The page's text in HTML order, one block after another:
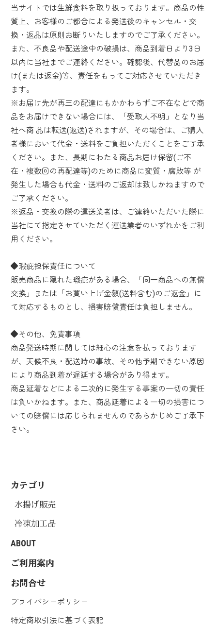
カテゴリ
水揚げ販売
冷凍加工品
ABOUT
ご利用案内
お問合せ
プライバシーポリシー
特定商取引法に基づく表記
当サイトでは生鮮食料を取り扱っております。商品の性
質上、お客様のご都合による発送後のキャンセル・交
換・返品は原則お断りいたしますのでご了承ください。
また、不良品や配送途中の破損は、商品到着日より3日
以内に当社までご連絡ください。確認後、代替品のお届
け(または返金)等、責任をもってご対応させていただき
ます。
※お届け先が再三の配達にもかかわらずご不在などで商
品をお届けできない場合には、「受取人不明」となり当
社へ商 品は転送(返送)されますが、その場合は、ご購入
者様において代金・送料をご負担いただくことをご了承
ください。また、長期にわたる商品お届け保留(ご不
在・複数回の再配達等)のために商品に変質・腐敗等 が
発生した場合も代金・送料のご返却は致しかねますので
ご了承ください。
※返品・交換の際の運送業者は、ご連絡いただいた際に
当社にて指定させていただく運送業者のいずれかをご利
用ください。
◆瑕疵担保責任について
販売商品に隠れた瑕疵がある場合、「同一商品への無償
交換」または「お買い上げ金額(送料含む)のご返金」に
て対応するものとし、損害賠償責任は負担しません。
◆その他、免責事項
商品発送時期に関しては細心の注意を払っております
が、天候不良・配送時の事故、その他予期できない原因
により商品到着が遅延する場合があり得ます。
商品延着などによる二次的に発生する事案の一切の責任
は負いかねます。また、商品延着による一切の損害につ
いての賠償には応じられませんのであらかじめご了承下
さい。